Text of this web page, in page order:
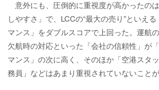
意外にも、圧倒的に重視度が高かったの
しやすさ」で、LCCの“最大の売り”といえ
マンス」をダブルスコアで上回った。運航
欠航時の対応といった「会社の信頼性」が
マンス」の次に高く、そのほか「空港スタ
務員」などはあまり重視されていないことが